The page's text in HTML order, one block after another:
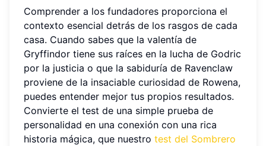
Comprender a los fundadores proporciona el
contexto esencial detrás de los rasgos de cada
casa. Cuando sabes que la valentía de
Gryffindor tiene sus raíces en la lucha de Godric
por la justicia o que la sabiduría de Ravenclaw
proviene de la insaciable curiosidad de Rowena,
puedes entender mejor tus propios resultados.
Convierte el test de una simple prueba de
personalidad en una conexión con una rica
historia mágica, que nuestro test del Sombrero